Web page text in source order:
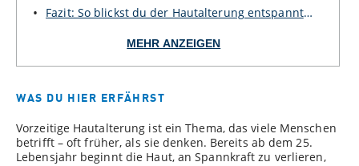
Fazit: So blickst du der Hautalterung entspannt
MEHR ANZEIGEN
WAS DU HIER ERFÄHRST
Vorzeitige Hautalterung ist ein Thema, das viele Menschen
betrifft – oft früher, als sie denken. Bereits ab dem 25.
Lebensjahr beginnt die Haut, an Spannkraft zu verlieren,